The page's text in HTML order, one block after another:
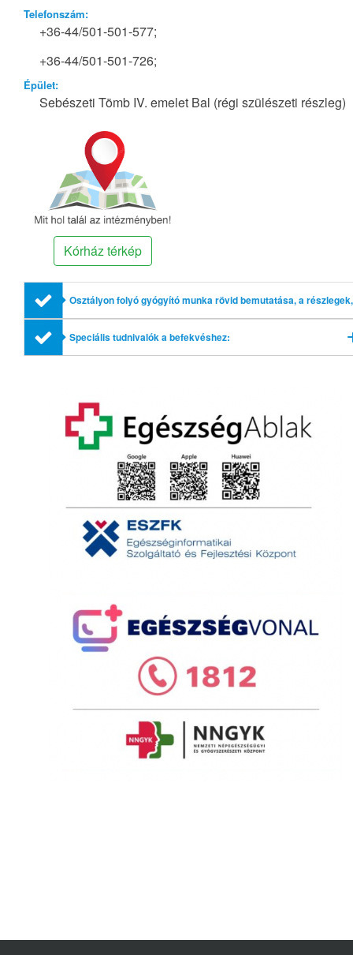
Telefonszám:
+36-44/501-501-577;
+36-44/501-501-726;
Épület:
Sebészeti Tömb IV. emelet Bal (régi szülészeti részleg)
Kórház térkép
Osztályon folyó gyógyító munka rövid bemutatása, a részlegek,
profilok említésével
Speciális tudnivalók a befekvéshez: